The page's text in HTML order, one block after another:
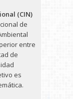
(CIN)
de
entre
de
es